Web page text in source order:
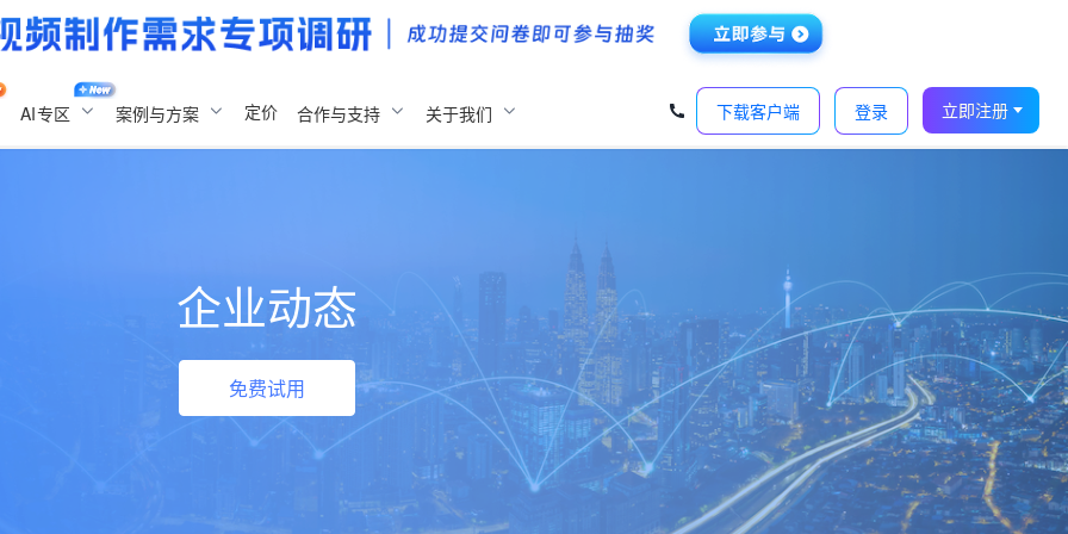
AI专区 案例与方案 定价 合作与支持 关于我们 下载客户端 登录 立即注册
企业动态
免费试用